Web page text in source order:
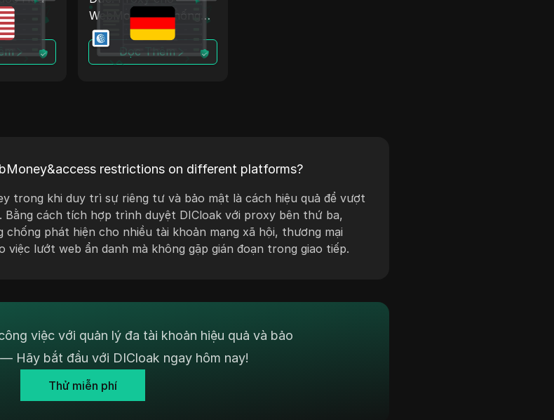
WebMoney + Chống
phát hiện
Đọc Thêm
restrictions on different platforms?
trong khi duy trì sự riêng tư và bảo mật là cách hiệu quả để vượt
Bằng cách tích hợp trình duyệt DICloak với proxy bên thứ ba,
phát hiện cho nhiều tài khoản mạng xã hội, thương mại
việc lướt web ẩn danh mà không gặp gián đoạn trong giao tiếp.
việc với quản lý đa tài khoản hiệu quả và bảo
Hãy bắt đầu với DICloak ngay hôm nay!
Thử miễn phí